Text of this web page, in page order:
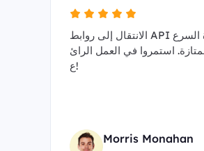
الانتقال إلى روابط API كان أفضل قرار! زيادة السرع
استمروا في العمل الرائ
ع!
Morris Monahan